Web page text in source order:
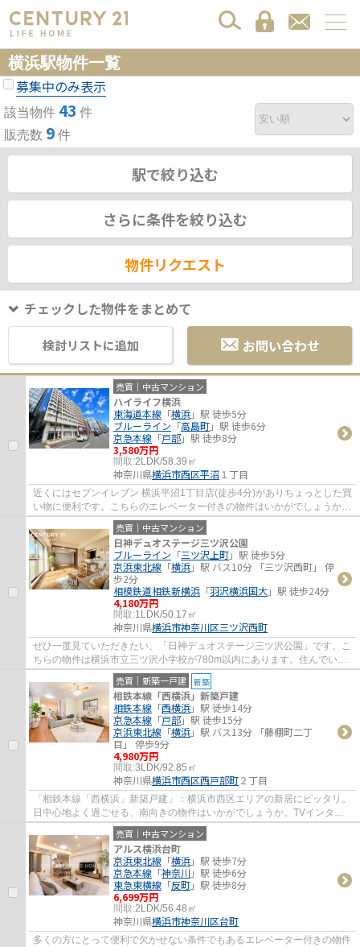
横浜駅物件一覧
募集中のみ表示
該当物件 43 件
販売数 9 件
駅で絞り込む
さらに条件を絞り込む
物件リクエスト
チェックした物件をまとめて
検討リストに追加 お問い合わせ
売買｜中古マンション
ハイライフ横浜
東海道本線 「横浜」駅 徒歩5分
ブルーライン 「高島町」駅 徒歩6分
京急本線 「戸部」駅 徒歩8分
3,580万円
間取:2LDK/58.39㎡
神奈川県横浜市西区平沼１丁目
近くにはセブンイレブン 横浜平沼1丁目店(徒歩4分)がありちょっとした買
い物に便利です。こちらのエレベーター付きの物件はいかがでしょうか。
マンションにどんな人が住んでいるのかも...
売買｜中古マンション
日神デュオステージ三ツ沢公園
ブルーライン 「三ツ沢上町」駅 徒歩5分
京浜東北線 「横浜」駅 バス10分 「三ツ沢西町」 停
歩2分
相模鉄道相鉄新横浜 「羽沢横浜国大」駅 徒歩24分
4,180万円
間取:1LDK/50.17㎡
神奈川県横浜市神奈川区三ツ沢西町
ぜひ一度見ていただきたい、「日神デュオステージ三ツ沢公園」です。こ
ちらの物件は横浜市立三ツ沢小学校が780m以内にあります。住んでいて
心地の良い中古マンションで魅力的です。横...
売買｜新築一戸建 新築
相鉄本線「西横浜」新築戸建
相鉄本線 「西横浜」駅 徒歩14分
京急本線 「戸部」駅 徒歩15分
京浜東北線 「横浜」駅 バス13分 「藤棚町二丁
目」 停歩9分
4,980万円
間取:3LDK/92.85㎡
神奈川県横浜市西区西戸部町２丁目
「相鉄本線「西横浜」新築戸建」：横浜市西区エリアの新居にピッタリ。
日中心地よく過ごせる、南向きの物件はいかがでしょうか。TVインター
ホン付きでお子様のお留守番も安心です。備...
売買｜中古マンション
アルス横浜台町
京浜東北線 「横浜」駅 徒歩7分
京急本線 「神奈川 」駅 徒歩6分
東急東横線 「反町」駅 徒歩8分
6,699万円
間取:2LDK/56.48㎡
神奈川県横浜市神奈川区台町
多くの方にとって便利で欠かせない条件でもあるエレベーター付きの物件